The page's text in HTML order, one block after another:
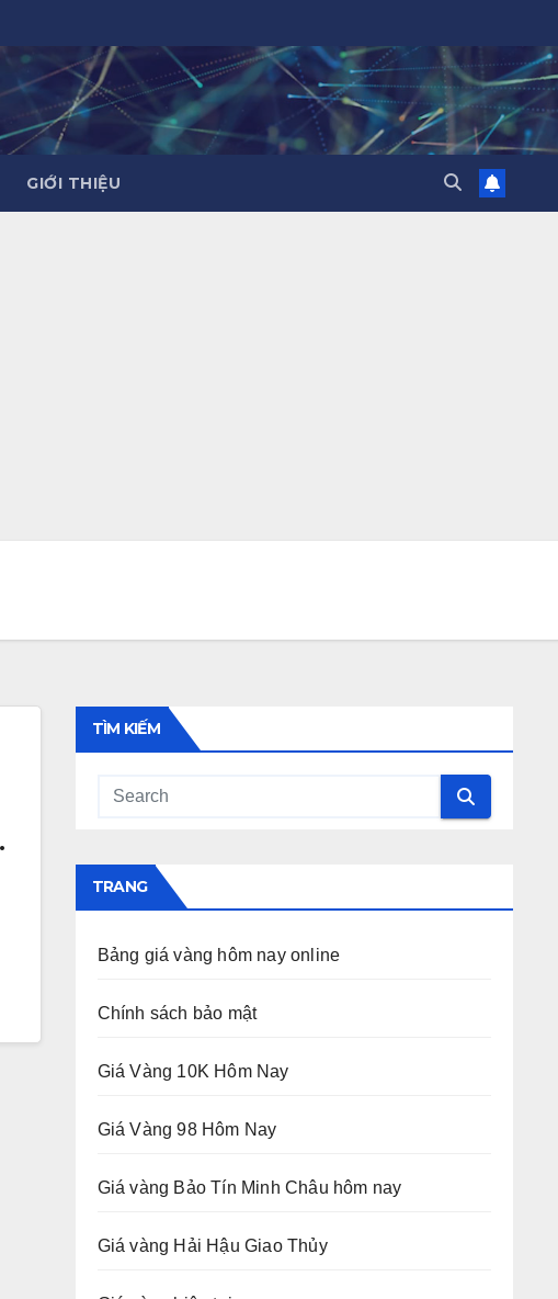
GIỚI THIỆU
TÌM KIẾM
TRANG
Bảng giá vàng hôm nay online
Chính sách bảo mật
Giá Vàng 10K Hôm Nay
Giá Vàng 98 Hôm Nay
Giá vàng Bảo Tín Minh Châu hôm nay
Giá vàng Hải Hậu Giao Thủy